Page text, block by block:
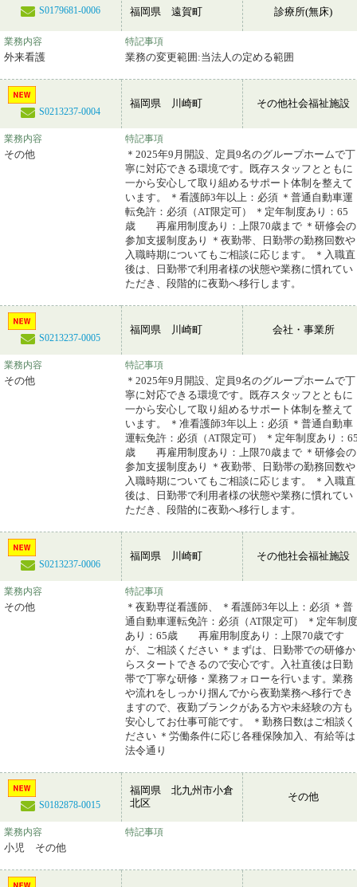
S0179681-0006 福岡県 遠賀町 診療所(無床)
業務内容
外来看護
特記事項
業務の変更範囲:当法人の定める範囲
S0213237-0004
福岡県 川崎町 その他社会福祉施設
業務内容
その他
特記事項
＊2025年9月開設、定員9名のグループホームで丁
寧に対応できる環境です。既存スタッフとともに
一から安心して取り組めるサポート体制を整えて
います。 ＊看護師3年以上：必須 ＊普通自動車運
転免許：必須（AT限定可） ＊定年制度あり：65
歳 再雇用制度あり：上限70歳まで ＊研修会の
参加支援制度あり ＊夜勤帯、日勤帯の勤務回数や
入職時期についてもご相談に応じます。 ＊入職直
後は、日勤帯で利用者様の状態や業務に慣れてい
ただき、段階的に夜勤へ移行します。
S0213237-0005
福岡県 川崎町 会社・事業所
業務内容
その他
特記事項
＊2025年9月開設、定員9名のグループホームで丁
寧に対応できる環境です。既存スタッフとともに
一から安心して取り組めるサポート体制を整えて
います。 ＊准看護師3年以上：必須 ＊普通自動車
運転免許：必須（AT限定可） ＊定年制度あり：
歳 再雇用制度あり：上限70歳まで ＊研修会の
参加支援制度あり ＊夜勤帯、日勤帯の勤務回数や
入職時期についてもご相談に応じます。 ＊入職直
後は、日勤帯で利用者様の状態や業務に慣れてい
ただき、段階的に夜勤へ移行します。
S0213237-0006
福岡県 川崎町 その他社会福祉施設
業務内容
その他
特記事項
＊夜勤専従看護師、 ＊看護師3年以上：必須 ＊普
通自動車運転免許：必須（AT限定可） ＊定年制度
あり：65歳 再雇用制度あり：上限70歳です
が、ご相談ください ＊まずは、日勤帯での研修か
らスタートできるので安心です。入社直後は日勤
帯で丁寧な研修・業務フォローを行います。業務
や流れをしっかり掴んでから夜勤業務へ移行でき
ますので、夜勤ブランクがある方や未経験の方も
安心してお仕事可能です。 ＊勤務日数はご相談く
ださい ＊労働条件に応じ各種保険加入、有給等は
法令通り
S0182878-0015
福岡県 北九州市小倉
北区
その他
業務内容
小児 その他
特記事項